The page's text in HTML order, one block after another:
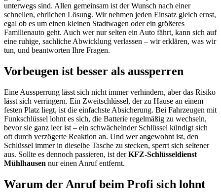
unterwegs sind. Allen gemeinsam ist der Wunsch nach einer
schnellen, ehrlichen Lösung. Wir nehmen jeden Einsatz gleich ernst,
egal ob es um einen kleinen Stadtwagen oder ein größeres
Familienauto geht. Auch wer nur selten ein Auto fährt, kann sich auf
eine ruhige, sachliche Abwicklung verlassen – wir erklären, was wir
tun, und beantworten Ihre Fragen.
Vorbeugen ist besser als aussperren
Eine Aussperrung lässt sich nicht immer verhindern, aber das Risiko
lässt sich verringern. Ein Zweitschlüssel, der zu Hause an einem
festen Platz liegt, ist die einfachste Absicherung. Bei Fahrzeugen mit
Funkschlüssel lohnt es sich, die Batterie regelmäßig zu wechseln,
bevor sie ganz leer ist – ein schwächelnder Schlüssel kündigt sich
oft durch verzögerte Reaktion an. Und wer angewohnt ist, den
Schlüssel immer in dieselbe Tasche zu stecken, sperrt sich seltener
aus. Sollte es dennoch passieren, ist derKFZ-Schlüsseldienst
Mühlhausen nur einen Anruf entfernt.
Warum der Anruf beim Profi sich lohnt